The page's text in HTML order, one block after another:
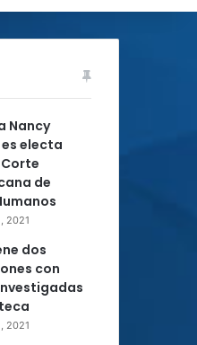
Nancy
electa
de
2021
dos
con
2021